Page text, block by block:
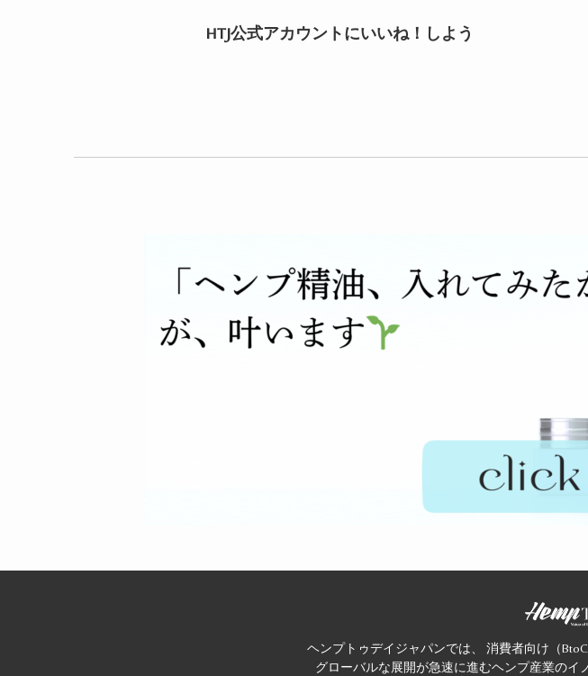
HTJ公式アカウントにいいね！しよう
ヘンプトゥデイジャパンでは、 消費者向け（
グローバルな展開が急速に進むヘンプ産業のイ